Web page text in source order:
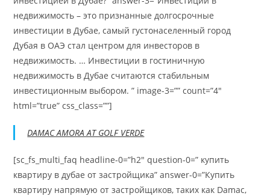
недвижимость – это признанные долгосрочные
инвестиции в Дубае, самый густонаселенный город
Дубая в ОАЭ стал центром для инвесторов в
недвижимость. … Инвестиции в гостиничную
недвижимость в Дубае считаются стабильным
инвестиционным выбором. ” image-3=”” count=”4″
html=”true” css_class=””]
DAMAC AMORA AT GOLF VERDE
[sc_fs_multi_faq headline-0=”h2″ question-0=” купить
квартиру в дубае от застройщика” answer-0=”Купить
квартиру напрямую от застройщиков, таких как Damac,